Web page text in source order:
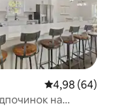
Середня
4,98 (64)
на